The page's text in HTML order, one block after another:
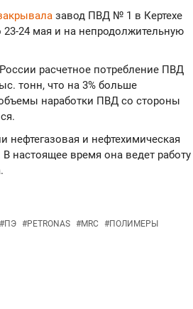
завод ПВД № 1 в Кертехе
23-24 мая и на непродолжительную
расчетное потребление ПВД
тонн, что на 3% больше
наработки ПВД со стороны
нефтегазовая и нефтехимическая
настоящее время она ведет работу
#ПЭ #PETRONAS #MRC #ПОЛИМЕРЫ